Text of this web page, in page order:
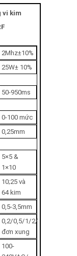
kim
2Mhz±10%
25W± 10%
50-950ms
0-100 mức
0,25mm
5×5 &
1×10
10;25 và
64 kim
0,5-3,5mm
0,2/0,5/1/2/
đơn xung
100-